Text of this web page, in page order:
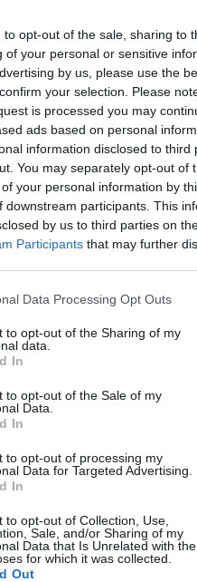
to opt-out of the sale, sharing to
of your personal or sensitive
by us, please use the
your selection. Please
is processed you may
ads based on personal
information disclosed to third
You may separately opt-out of
your personal information by
downstream participants. This
by us to third parties on
Participants that may further
Data Processing Opt Outs
to opt-out of the Sharing of my
data.
In
to opt-out of the Sale of my
Data.
In
to opt-out of processing my
Data for Targeted Advertising.
In
to opt-out of Collection, Use,
Sale, and/or Sharing of my
Data that Is Unrelated with the
for which it was collected.
Out
bezpieczeństwa
się błędne koło,
od posiadania broni do
śmierci. Spójrzmy też na
przez ślepy i drapieżny
najbiedniejsi. Na
XIV oznacza bycie
ma zadanie i
innym Kościołom w
Kościół rzymski jest zatem
Kościoła i ludzkości
a służbą, między logiką
między gestami arogancji
W konkretnej codziennej
nasz biskup Leon,
pojednaniu i gesty
i zakamarki życia Rzymu,
czułości i poczucia bycia
Rzym.